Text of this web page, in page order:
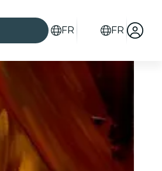
FR FR